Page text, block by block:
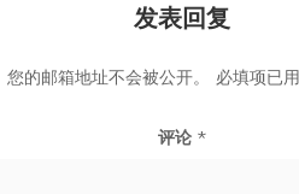
发表回复
您的邮箱地址不会被公开。 必填项已用
评论 *